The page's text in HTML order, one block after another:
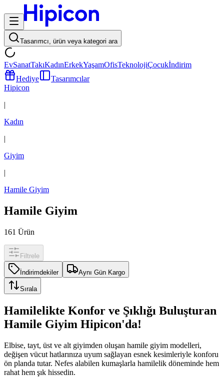
Tasarımcı, ürün veya kategori ara
EvSanatTakıKadınErkekYaşamOfisTeknolojiÇocukİndirim
Hediye
Tasarımcılar
Hipicon
|
Kadın
|
Giyim
|
Hamile Giyim
Hamile Giyim
161 Ürün
Filtrele
İndirimdekiler Aynı Gün Kargo
Sırala
Hamilelikte Konfor ve Şıklığı Buluşturan
Hamile Giyim Hipicon'da!
Elbise, tayt, üst ve alt giyimden oluşan hamile giyim modelleri,
değişen vücut hatlarınıza uyum sağlayan esnek kesimleriyle konforu
ön planda tutar. Nefes alabilen kumaşlarla hamilelik döneminde hem
rahat hem şık hissedin.